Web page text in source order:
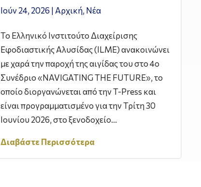
Ιούν 24, 2026 | Αρχική, Νέα
Το Ελληνικό Ινστιτούτο Διαχείρισης
Εφοδιαστικής Αλυσίδας (ILME) ανακοινώνει
με χαρά την παροχή της αιγίδας του στο 4ο
Συνέδριο «NAVIGATING THE FUTURE», το
οποίο διοργανώνεται από την T-Press και
είναι προγραμματισμένο για την Τρίτη 30
Ιουνίου 2026, στο ξενοδοχείο...
Διαβάστε Περισσότερα